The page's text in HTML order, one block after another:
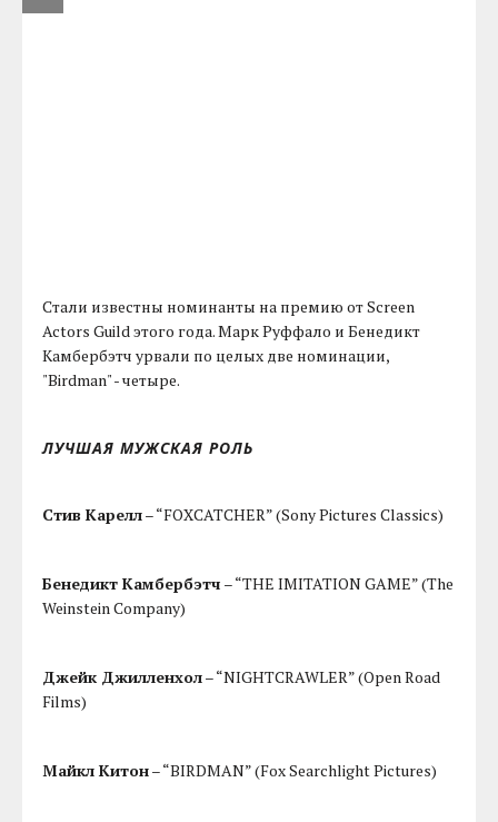
Стали известны номинанты на премию от Screen
Actors Guild этого года. Марк Руффало и Бенедикт
Камбербэтч урвали по целых две номинации,
"Birdman" - четыре.
ЛУЧШАЯ МУЖСКАЯ РОЛЬ
Стив Карелл– “FOXCATCHER” (Sony Pictures Classics)
Бенедикт Камбербэтч – “THE IMITATION GAME” (The
Weinstein Company)
Джейк Джилленхол– “NIGHTCRAWLER” (Open Road
Films)
Майкл Китон– “BIRDMAN” (Fox Searchlight Pictures)